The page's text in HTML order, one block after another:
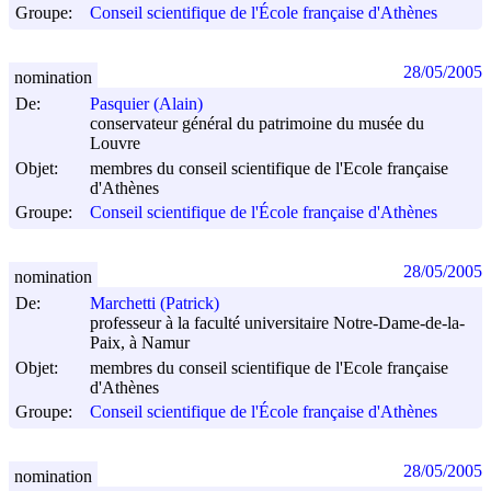
Groupe: Conseil scientifique de l'École française d'Athènes
De:
Pasquier (Alain)
conservateur général du patrimoine du musée du
Louvre
Objet:
membres du conseil scientifique de l'Ecole française
d'Athènes
Groupe:
Conseil scientifique de l'École française d'Athènes
nomination 28/05/2005
De:
Marchetti (Patrick)
professeur à la faculté universitaire Notre-Dame-de-la-
Paix, à Namur
Objet:
membres du conseil scientifique de l'Ecole française
d'Athènes
Groupe:
Conseil scientifique de l'École française d'Athènes
nomination 28/05/2005
nomination 28/05/2005